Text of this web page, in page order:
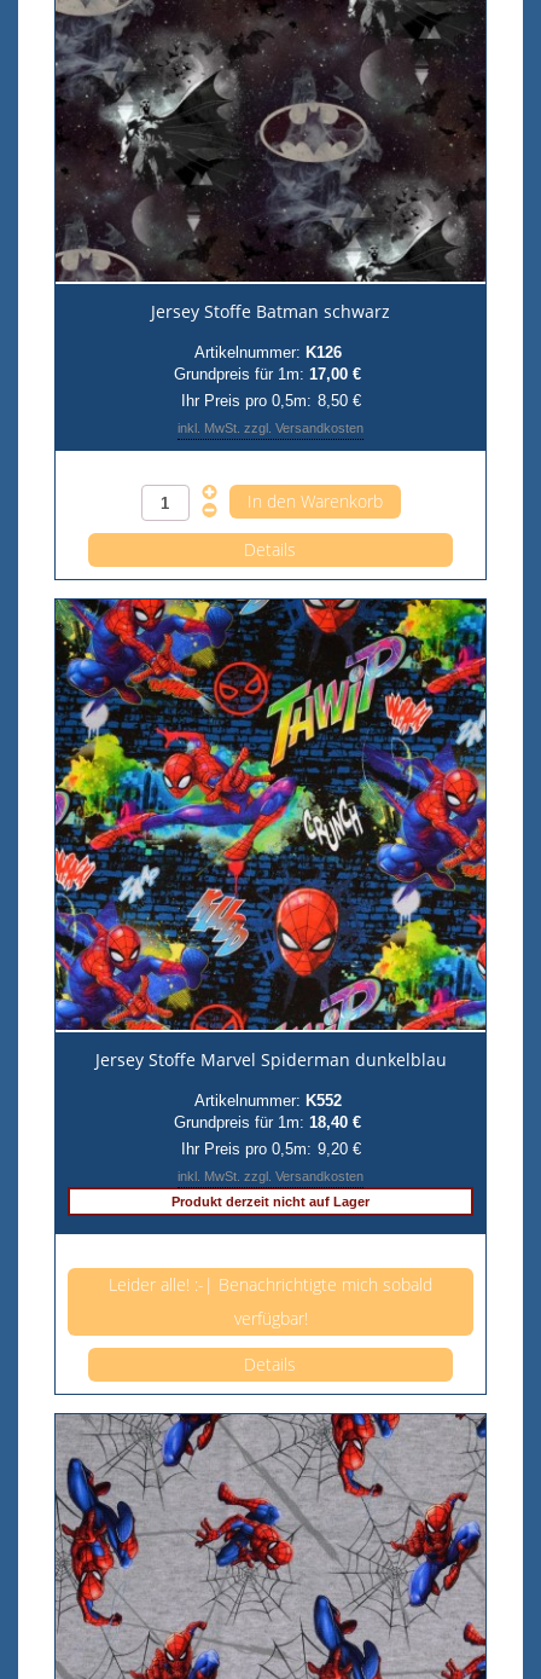
Jersey Stoffe Batman schwarz
Artikelnummer: K126
Grundpreis für 1m: 17,00 €
Ihr Preis pro 0,5m: 8,50 €
inkl. MwSt. zzgl. Versandkosten
Details
Jersey Stoffe Marvel Spiderman dunkelblau
Artikelnummer: K552
Grundpreis für 1m: 18,40 €
Ihr Preis pro 0,5m: 9,20 €
inkl. MwSt. zzgl. Versandkosten
Produkt derzeit nicht auf Lager
Leider alle! :-| Benachrichtigte mich sobald
verfügbar!
Details